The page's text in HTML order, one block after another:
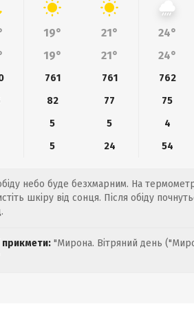
19° 21° 24°
19° 21° 24°
761 761 762
82 77 75
5 5 4
5 24 54
небо буде безхмарним. На
шкіру від сонця. Після обіду
прикмети: "Мирона. Вітряний день